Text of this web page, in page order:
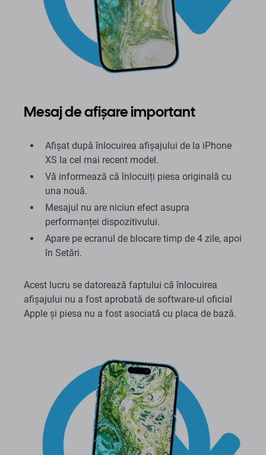
Mesaj de afișare important
Afișat după înlocuirea afișajului de la iPhone
XS la cel mai recent model.
Vă informează că înlocuiți piesa originală cu
una nouă.
Mesajul nu are niciun efect asupra
performanței dispozitivului.
Apare pe ecranul de blocare timp de 4 zile, apoi
în Setări.
Acest lucru se datorează faptului că înlocuirea
afișajului nu a fost aprobată de software-ul oficial
Apple și piesa nu a fost asociată cu placa de bază.